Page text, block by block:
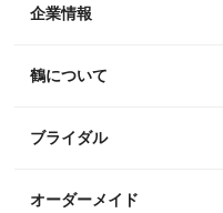
企業情報
鶴について
ブライダル
オーダーメイド